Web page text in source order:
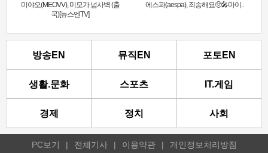
미야오(MEOVV), 미모가 넘사벽 (출
국)[뉴스엔TV]
에스파(aespa), 죄송해요🥺🎤마이..
방송EN 뮤직EN 포토EN
생활.문화 스포츠 IT.게임
경제 정치 사회
PC보기 | 전체기사 | 이용약관 | 개인정보처리방침